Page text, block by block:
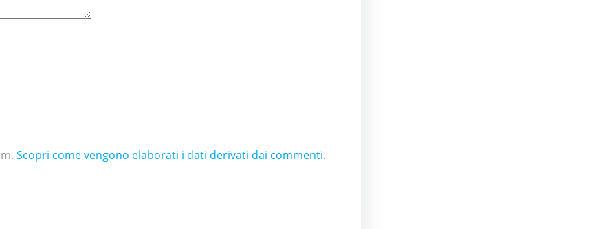
Scopri come vengono elaborati i dati derivati dai commenti.